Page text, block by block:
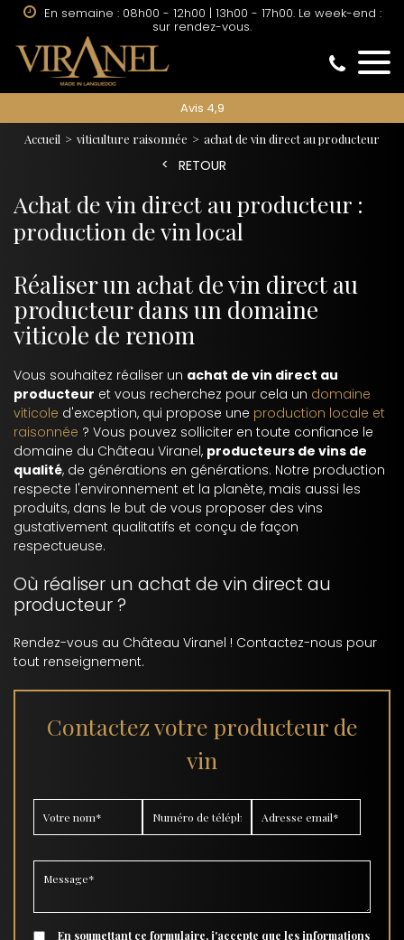
sur rendez-vous.
Avis 4,9
Accueil viticulture raisonnée achat de vin direct au producteur
RETOUR
Achat de vin direct au producteur :
production de vin local
Réaliser un achat de vin direct au
producteur dans un domaine
viticole de renom
Vous souhaitez réaliser un achat de vin direct au
producteur et vous recherchez pour cela un domaine
viticole d'exception, qui propose une production locale et
raisonnée ? Vous pouvez solliciter en toute confiance le
domaine du Château Viranel, producteurs de vins de
qualité, de générations en générations. Notre production
respecte l'environnement et la planète, mais aussi les
produits, dans le but de vous proposer des vins
gustativement qualitatifs et conçu de façon
respectueuse.
Où réaliser un achat de vin direct au
producteur ?
Rendez-vous au Château Viranel ! Contactez-nous pour
tout renseignement.
Contactez votre producteur de
vin
En soumettant ce formulaire, j'accepte que les informations